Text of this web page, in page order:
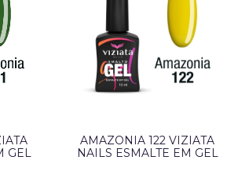
GEL
AMAZONIA 122 VIZIATA
NAILS ESMALTE EM GEL